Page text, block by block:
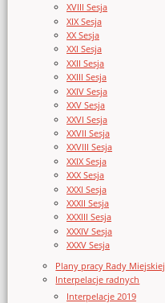
XVIII Sesja
XIX Sesja
XX Sesja
XXI Sesja
XXII Sesja
XXIII Sesja
XXIV Sesja
XXV Sesja
XXVI Sesja
XXVII Sesja
XXVIII Sesja
XXIX Sesja
XXX Sesja
XXXI Sesja
XXXII Sesja
XXXIII Sesja
XXXIV Sesja
XXXV Sesja
Plany pracy Rady Miejskiej
Interpelacje radnych
Interpelacje 2019